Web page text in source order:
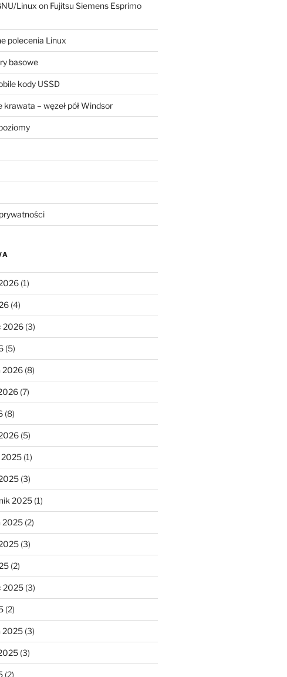
Linux on Fujitsu Siemens Esprimo
polecenia Linux
basowe
kody USSD
krawata – węzeł pół Windsor
(1)
(4)
2026(3)
(5)
2026(8)
(7)
(8)
(5)
2025(1)
(3)
2025(1)
2025(2)
(3)
(2)
2025(3)
(2)
2025(3)
(3)
(2)